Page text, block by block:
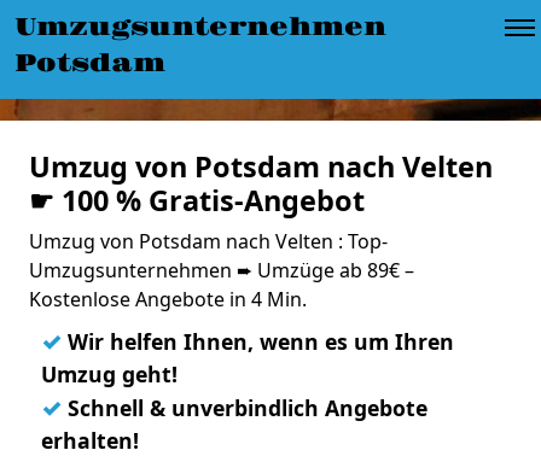
Umzugsunternehmen
Potsdam
Umzug von Potsdam nach Velten
☛ 100 % Gratis-Angebot
Umzug von Potsdam nach Velten : Top-
Umzugsunternehmen ➨ Umzüge ab 89€ –
Kostenlose Angebote in 4 Min.
✓ Wir helfen Ihnen, wenn es um Ihren
Umzug geht!
✓ Schnell & unverbindlich Angebote
erhalten!